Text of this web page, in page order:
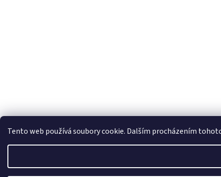
Tento web používá soubory cookie. Dalším procházením